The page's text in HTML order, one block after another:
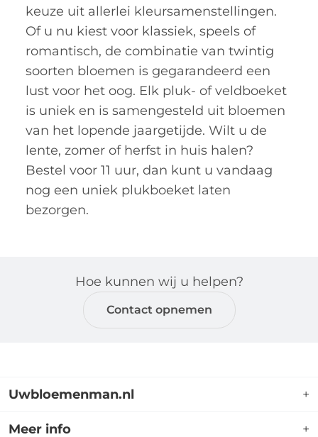
keuze uit allerlei kleursamenstellingen.
Of u nu kiest voor klassiek, speels of
romantisch, de combinatie van twintig
soorten bloemen is gegarandeerd een
lust voor het oog. Elk pluk- of veldboeket
is uniek en is samengesteld uit bloemen
van het lopende jaargetijde. Wilt u de
lente, zomer of herfst in huis halen?
Bestel voor 11 uur, dan kunt u vandaag
nog een uniek plukboeket laten
bezorgen.
Hoe kunnen wij u helpen?
Contact opnemen
Uwbloemenman.nl +
Uwbloemenman.nl is dé webshop waar u terecht
Meer info +